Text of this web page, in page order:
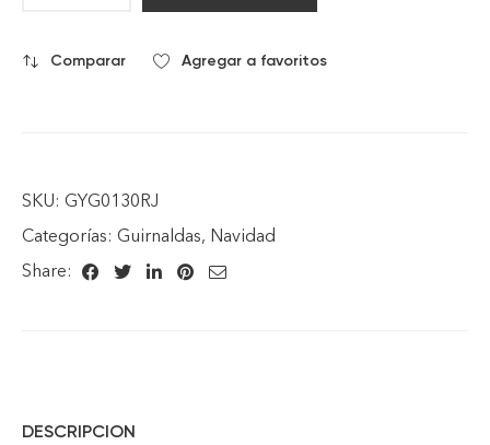
Comparar Agregar a favoritos
SKU: GYG0130RJ
Categorías: Guirnaldas, Navidad
Share:
DESCRIPCION